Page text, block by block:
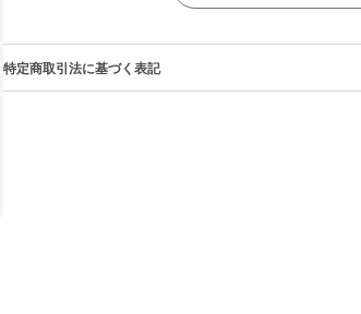
特定商取引法に基づく表記